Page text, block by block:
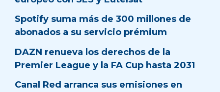
Spotify suma más de 300 millones de
abonados a su servicio prémium
DAZN renueva los derechos de la
Premier League y la FA Cup hasta 2031
Canal Red arranca sus emisiones en